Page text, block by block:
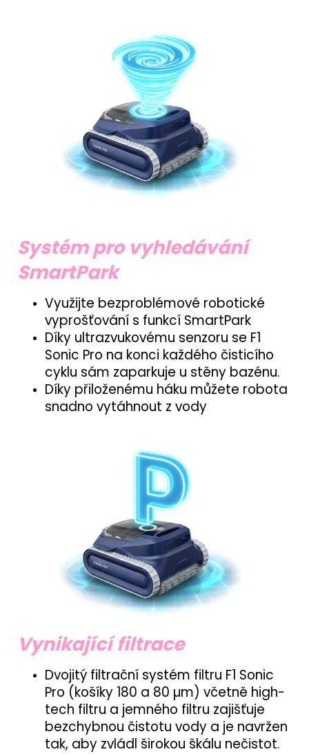
Systém pro vyhledávání
SmartPark
Využijte bezproblémové robotické
vyprošťování s funkcí SmartPark
Díky ultrazvukovému senzoru se F1
Sonic Pro na konci každého čisticího
cyklu sám zaparkuje u stěny bazénu.
Díky přiloženému háku můžete robota
snadno vytáhnout z vody
Vynikající filtrace
Dvojitý filtrační systém filtru F1 Sonic
Pro (košíky 180 a 80 µm) včetně high-
tech filtru a jemného filtru zajišťuje
bezchybnou čistotu vody a je navržen
tak, aby zvládl širokou škálu nečistot.